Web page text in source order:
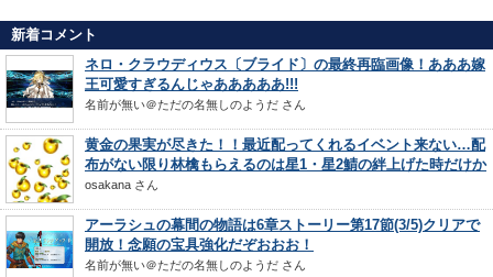
新着コメント
ネロ・クラウディウス〔ブライド〕の最終再臨画像！あああ嫁
王可愛すぎるんじゃあああああ!!!
名前が無い＠ただの名無しのようだ さん
黄金の果実が尽きた！！最近配ってくれるイベント来ない…配
布がない限り林檎もらえるのは星1・星2鯖の絆上げた時だけか
osakana さん
アーラシュの幕間の物語は6章ストーリー第17節(3/5)クリアで
開放！念願の宝具強化だぞおおお！
名前が無い＠ただの名無しのようだ さん